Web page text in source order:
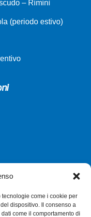
come i cookie per
dispositivo. Il consenso a
come il comportamento di
– Rimini
(periodo estivo)